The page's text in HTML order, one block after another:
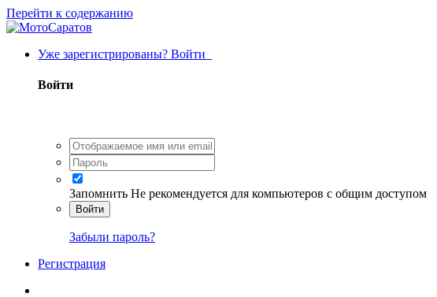
Перейти к содержанию
Уже зарегистрированы? Войти
Войти
Запомнить Не рекомендуется для компьютеров с общим доступом
Войти
Забыли пароль?
Регистрация